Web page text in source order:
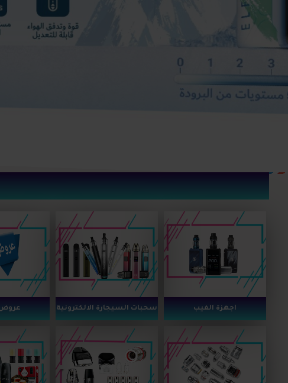
اجهزة الفيب سحبات السيجارة الالكترونية